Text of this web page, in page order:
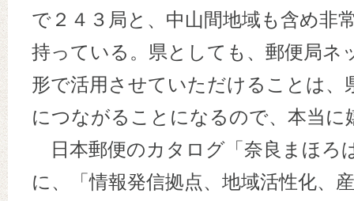
で２４３局と、中山間地域も含め非
持っている。県としても、郵便局ネ
形で活用させていただけることは、
につながることになるので、本当に
日本郵便のカタログ「奈良まほろ
に、「情報発信拠点、地域活性化、